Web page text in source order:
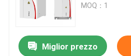
sincrono a
MOQ：1
Miglior prezzo